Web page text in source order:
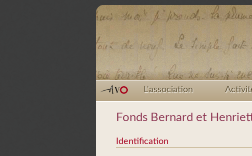
L'association
Fonds Bernard et
Identification